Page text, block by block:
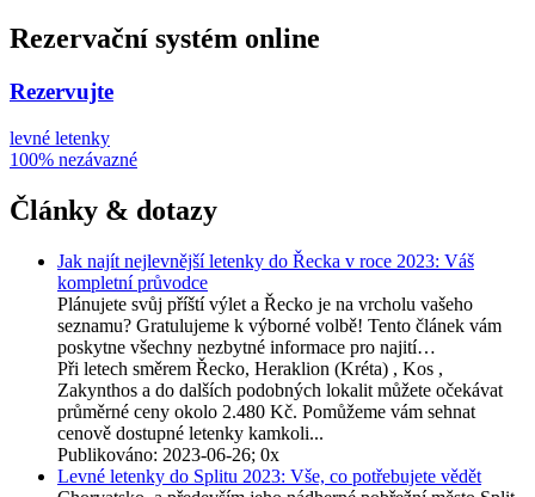
Rezervační systém online
Rezervujte
levné letenky
100% nezávazné
Články & dotazy
Jak najít nejlevnější letenky do Řecka v roce 2023: Váš
kompletní průvodce
Plánujete svůj příští výlet a Řecko je na vrcholu vašeho
seznamu? Gratulujeme k výborné volbě! Tento článek vám
poskytne všechny nezbytné informace pro najití…
Při letech směrem Řecko, Heraklion (Kréta) , Kos ,
Zakynthos a do dalších podobných lokalit můžete očekávat
průměrné ceny okolo 2.480 Kč. Pomůžeme vám sehnat
cenově dostupné letenky kamkoli...
Publikováno: 2023-06-26; 0x
Levné letenky do Splitu 2023: Vše, co potřebujete vědět